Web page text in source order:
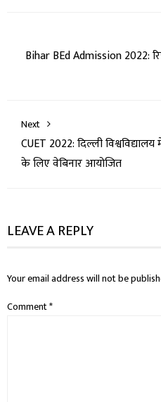
Bihar BEd Admission 2022:
Next
CUET 2022: दिल्ली
के लिए वेबिनार आयोजित
LEAVE A REPLY
Your email address will not be
Comment*